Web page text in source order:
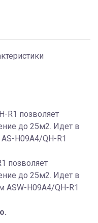
R1 позволяет
до 25м2. Идет в
H09A4/QH-R1
позволяет
до 25м2. Идет в
ASW-H09A4/QH-R1